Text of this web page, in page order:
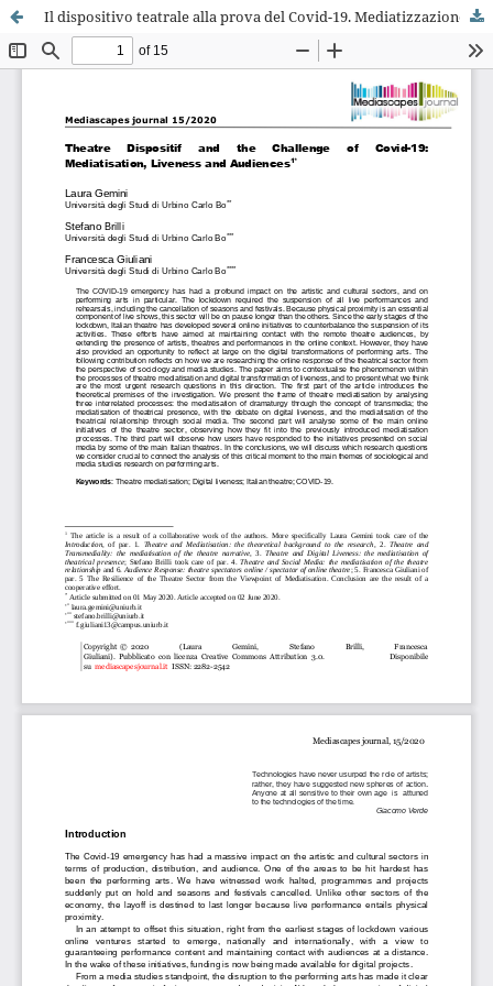
Il dispositivo teatrale alla prova del Covid-19. Mediatizzazione, liveness e pubblici